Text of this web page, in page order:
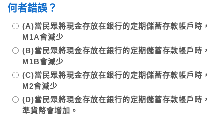
何者錯誤？
(A)當民眾將現金存放在銀行的定期儲蓄存款帳戶時，
M1A會減少
(B)當民眾將現金存放在銀行的定期儲蓄存款帳戶時，
M1B會減少
(C)當民眾將現金存放在銀行的定期儲蓄存款帳戶時，
M2會減少
(D)當民眾將現金存放在銀行的定期儲蓄存款帳戶時，
準貨幣會增加。